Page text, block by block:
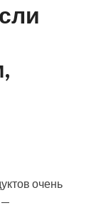
очень
—